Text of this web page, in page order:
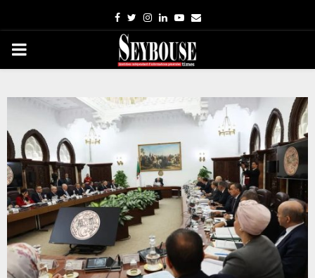
Facebook
TwitterInstagram
LinkedinYoutube
Email
PRIMARY